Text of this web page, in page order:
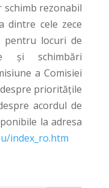
schimb rezonabil
dintre cele zece
pentru locuri de
și schimbări
a Comisiei
prioritățile
acordul de
la adresa
index_ro.htm